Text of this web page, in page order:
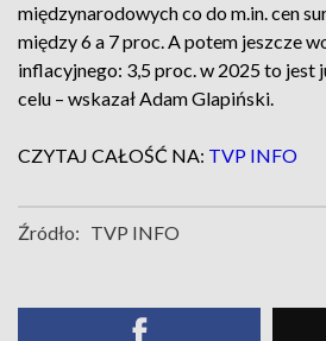
międzynarodowych co do m.in. cen
między 6 a 7 proc. A potem jeszcze
inflacyjnego: 3,5 proc. w 2025 to jest
celu – wskazał Adam Glapiński.
CZYTAJ CAŁOŚĆ NA: TVP INFO
Źródło: TVP INFO